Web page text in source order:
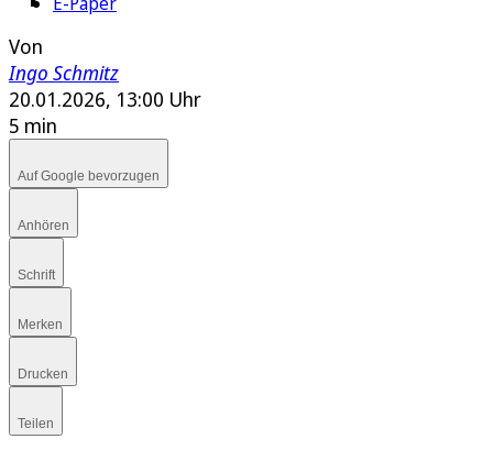
Von
Ingo Schmitz
20.01.2026, 13:00 Uhr
5 min
Auf Google bevorzugen
Anhören
Schrift
Merken
Drucken
Teilen